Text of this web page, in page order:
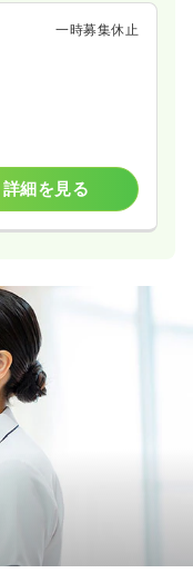
一時募集休止
詳細を見る